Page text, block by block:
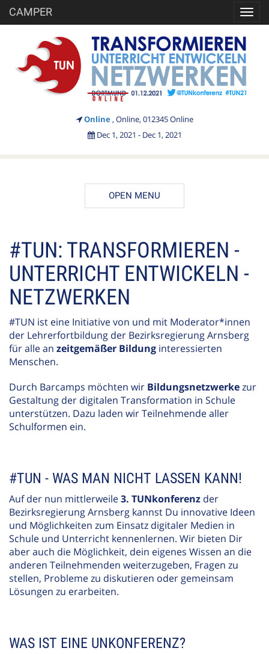
CAMPER
Online, Online, 012345 Online
Dec 1, 2021 - Dec 1, 2021
OPEN MENU
DESCRIPTION
#TUN: TRANSFORMIEREN -
UNTERRICHT ENTWICKELN -
NETZWERKEN
#TUN ist eine Initiative von und mit Moderator*innen
der Lehrerfortbildung der Bezirksregierung Arnsberg
für alle an zeitgemäßer Bildung interessierten
Menschen.
Durch Barcamps möchten wir Bildungsnetzwerkezur
Gestaltung der digitalen Transformation in Schule
unterstützen. Dazu laden wir Teilnehmende aller
Schulformen ein.
#TUN - WAS MAN NICHT LASSEN KANN!
Auf der nun mittlerweile3. TUNkonferenz der
Bezirksregierung Arnsberg kannst Du innovative Ideen
und Möglichkeiten zum Einsatz digitaler Medien in
Schule und Unterricht kennenlernen. Wir bieten Dir
aber auch die Möglichkeit, dein eigenes Wissen an die
anderen Teilnehmenden weiterzugeben, Fragen zu
stellen, Probleme zu diskutieren oder gemeinsam
Lösungen zu erarbeiten.
WAS IST EINE UNKONFERENZ?